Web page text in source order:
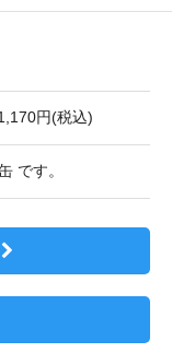
円(税込)
です。